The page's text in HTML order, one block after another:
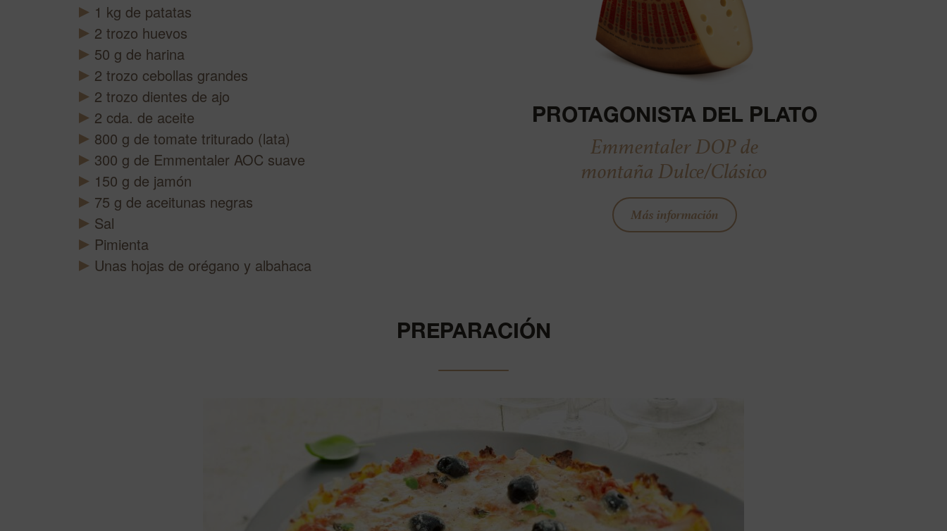
1 kg de patatas
2 trozo huevos
50 g de harina
2 trozo cebollas grandes
2 trozo dientes de ajo
2 cda. de aceite
800 g de tomate triturado (lata)
300 g de Emmentaler AOC suave
150 g de jamón
75 g de aceitunas negras
Sal
Pimienta
Unas hojas de orégano y albahaca
PROTAGONISTA DEL PLATO
Emmentaler DOP de
montaña Dulce/Clásico
Más información
PREPARACIÓN